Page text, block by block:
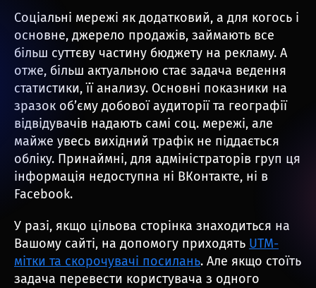
Соціальні мережі як додатковий, а для когось і
основне, джерело продажів, займають все
більш суттєву частину бюджету на рекламу. А
отже, більш актуальною стає задача ведення
статистики, її анализу. Основні показники на
зразок об’єму добової аудиторії та географії
відвідувачів надають самі соц. мережі, але
майже увесь вихідний трафік не піддається
обліку. Принаймні, для адміністраторів груп ця
інформація недоступна ні ВКонтакте, ні в
Facebook.
У разі, якщо цільова сторінка знаходиться на
Вашому сайті, на допомогу приходять UTM-
мітки та скорочувачі посилань. Але якщо стоїть
задача перевести користувача з одного